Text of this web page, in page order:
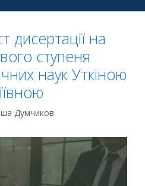
дисертації на
ступеня
наук Уткіною
Думчиков